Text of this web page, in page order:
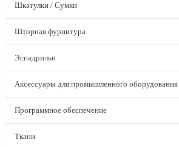
Шкатулки / Сумки
Шторная фурнитура
Эспадрильи
Аксессуары для промышленного оборудования
Программное обеспечение
Ткани